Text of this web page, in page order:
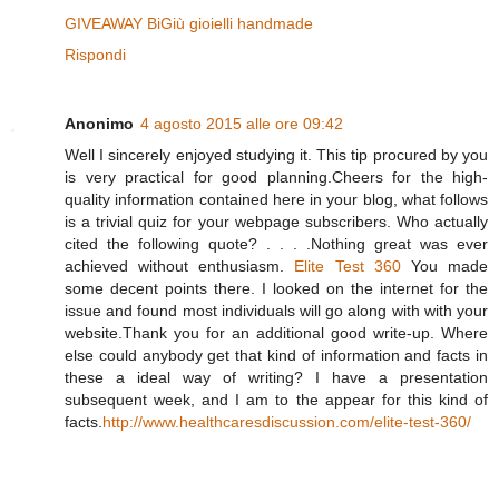
GIVEAWAY BiGiù gioielli handmade
Rispondi
Anonimo 4 agosto 2015 alle ore 09:42
Well I sincerely enjoyed studying it. This tip procured by you
is very practical for good planning.Cheers for the high-
quality information contained here in your blog, what follows
is a trivial quiz for your webpage subscribers. Who actually
cited the following quote? . . . .Nothing great was ever
achieved without enthusiasm. Elite Test 360You made
some decent points there. I looked on the internet for the
issue and found most individuals will go along with with your
website.Thank you for an additional good write-up. Where
else could anybody get that kind of information and facts in
these a ideal way of writing? I have a presentation
subsequent week, and I am to the appear for this kind of
facts. http://www.healthcaresdiscussion.com/elite-test-360/